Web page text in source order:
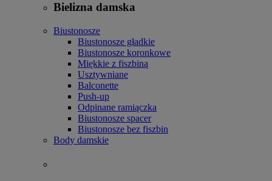
Bielizna damska
Biustonosze
Biustonosze gładkie
Biustonosze koronkowe
Miękkie z fiszbiną
Usztywniane
Balconette
Push-up
Odpinane ramiączka
Biustonosze spacer
Biustonosze bez fiszbin
Body damskie